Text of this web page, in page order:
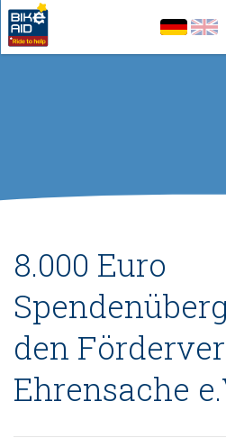
8.000 Euro
den
Ehrensache